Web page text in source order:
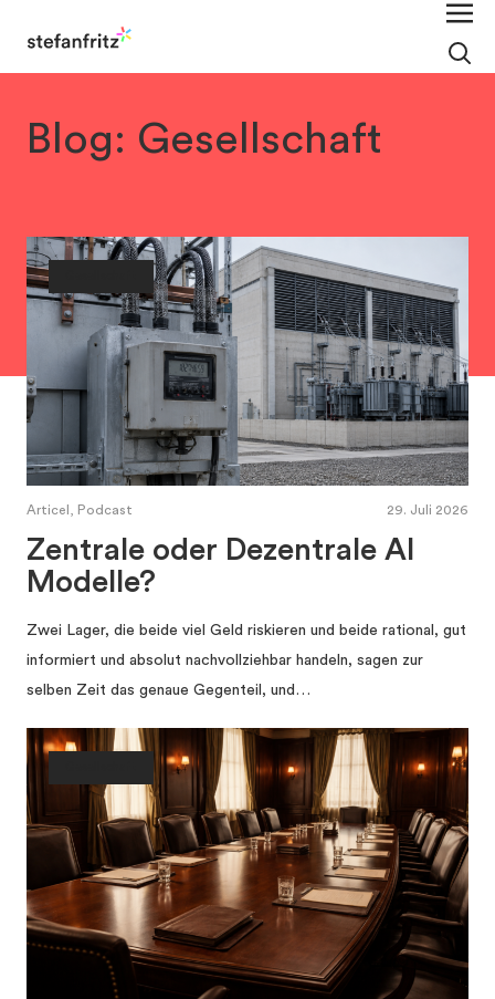
Blog: Gesellschaft
Articel, Podcast 29. Juli 2026
Zentrale oder Dezentrale AI
Modelle?
Zwei Lager, die beide viel Geld riskieren und beide rational, gut
informiert und absolut nachvollziehbar handeln, sagen zur
selben Zeit das genaue Gegenteil, und…